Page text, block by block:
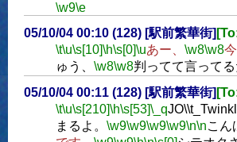
\w9\e
05/10/04 00:10 (128) [駅前繁華街]
\t\u\s[10]\h\s[0]\uあー、 \w8\w8
ゅう、 \w8\w8判ってて言ってる
05/10/04 00:11 (128) [駅前繁華街]
\t\u\s[210]\h\s[53]\_q
まるよ。 \w9\w9\w9\w9\n\nこん